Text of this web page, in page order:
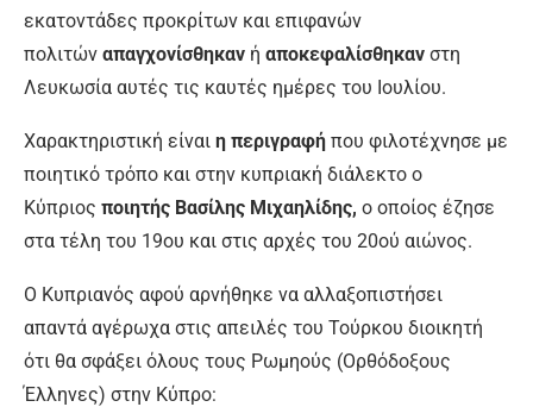
εκατοντάδες προκρίτων και επιφανών
πολιτών απαγχονίσθηκαν ή αποκεφαλίσθηκαν στη
Λευκωσία αυτές τις καυτές ημέρες του Ιουλίου.
Χαρακτηριστική είναι η περιγραφή που φιλοτέχνησε με
ποιητικό τρόπο και στην κυπριακή διάλεκτο ο
Κύπριος ποιητής Βασίλης Μιχαηλίδης, ο οποίος έζησε
στα τέλη του 19ου και στις αρχές του 20ού αιώνος.
Ο Κυπριανός αφού αρνήθηκε να αλλαξοπιστήσει
απαντά αγέρωχα στις απειλές του Τούρκου διοικητή
ότι θα σφάξει όλους τους Ρωμηούς (Ορθόδοξους
Έλληνες) στην Κύπρο: